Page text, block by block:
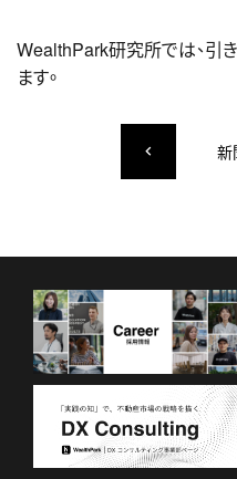
WealthPark研究所では、引
ます。
keyboard_arrow_left 新